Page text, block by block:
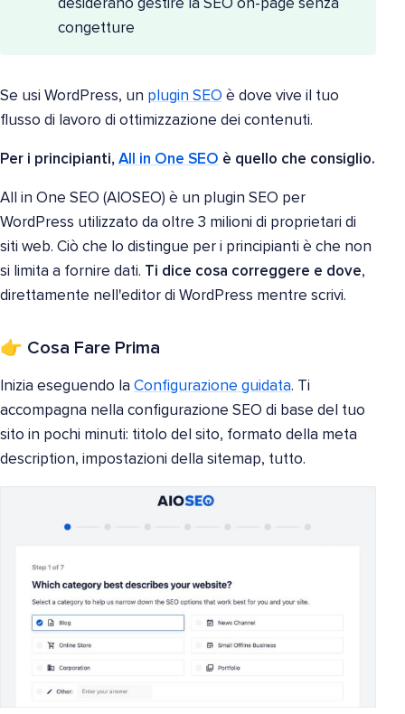
desiderano gestire la SEO on-page senza
congetture
Se usi WordPress, un plugin SEO è dove vive il tuo
flusso di lavoro di ottimizzazione dei contenuti.
Per i principianti, All in One SEO è quello che consiglio.
All in One SEO (AIOSEO) è un plugin SEO per
WordPress utilizzato da oltre 3 milioni di proprietari di
siti web. Ciò che lo distingue per i principianti è che non
si limita a fornire dati. Ti dice cosa correggere e dove,
direttamente nell'editor di WordPress mentre scrivi.
👉 Cosa Fare Prima
Inizia eseguendo la Configurazione guidata. Ti
accompagna nella configurazione SEO di base del tuo
sito in pochi minuti: titolo del sito, formato della meta
description, impostazioni della sitemap, tutto.